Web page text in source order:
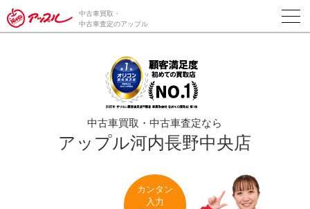
/*ABテスト_新規査定フォームの為のCVボタン*/
中古車買取・
中古車査定のアップル
中古車買取・中古車査定なら
アップル河内長野中央店
カンタン
入力